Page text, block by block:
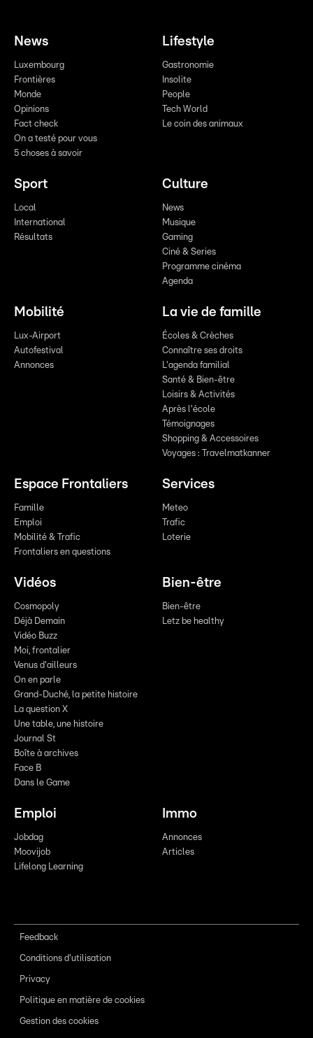
News
Luxembourg
Frontières
Monde
Opinions
Fact check
On a testé pour vous
5 choses à savoir
Lifestyle
Gastronomie
Insolite
People
Tech World
Le coin des animaux
Sport
Local
International
Résultats
Culture
News
Musique
Gaming
Ciné & Series
Programme cinéma
Agenda
Mobilité
Lux-Airport
Autofestival
Annonces
La vie de famille
Écoles & Crèches
Connaître ses droits
L'agenda familial
Santé & Bien-être
Loisirs & Activités
Après l'école
Témoignages
Shopping & Accessoires
Voyages : Travelmatkanner
Espace Frontaliers
Famille
Emploi
Mobilité & Trafic
Frontaliers en questions
Services
Meteo
Trafic
Loterie
Vidéos
Cosmopoly
Déjà Demain
Vidéo Buzz
Moi, frontalier
Venus d'ailleurs
On en parle
Grand-Duché, la petite histoire
La question X
Une table, une histoire
Journal St
Boîte à archives
Face B
Dans le Game
Bien-être
Bien-être
Letz be healthy
Emploi
Jobdag
Moovijob
Lifelong Learning
Immo
Annonces
Articles
Feedback
Conditions d'utilisation
Privacy
Politique en matière de cookies
Gestion des cookies